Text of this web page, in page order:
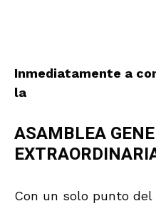
Inmediatamente a
la
ASAMBLEA
Con un solo punto del